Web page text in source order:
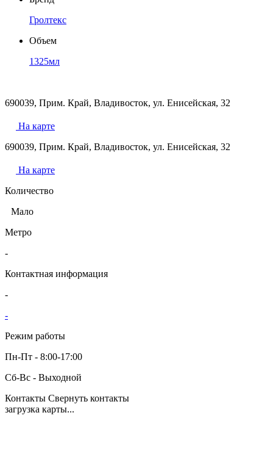
Гролтекс
Объем
1325мл
690039, Прим. Край, Владивосток, ул. Енисейская, 32
На карте
690039, Прим. Край, Владивосток, ул. Енисейская, 32
На карте
Количество
Мало
Метро
-
Контактная информация
-
-
Режим работы
Пн-Пт - 8:00-17:00
Сб-Вс - Выходной
Контакты Свернуть контакты
загрузка карты...